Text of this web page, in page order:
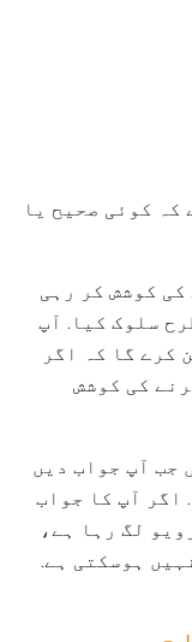
کہ کوئی صحیح یا
کوشش کر رہی
سلوک کیا. آپ
کرے گا کہ اگر
کی کوشش
جب آپ جواب دیں
اگر آپ کا جواب
لگ رہا ہے،
ہوسکتی ہے.